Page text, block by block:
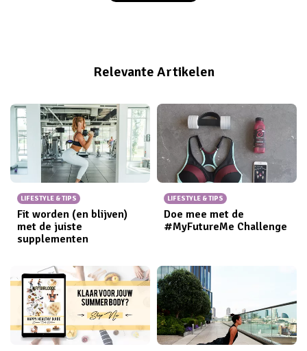
Relevante Artikelen
LIFESTYLE & TIPS
Fit worden (en blijven)
met de juiste
supplementen
LIFESTYLE & TIPS
Doe mee met de
#MyFutureMe Challenge